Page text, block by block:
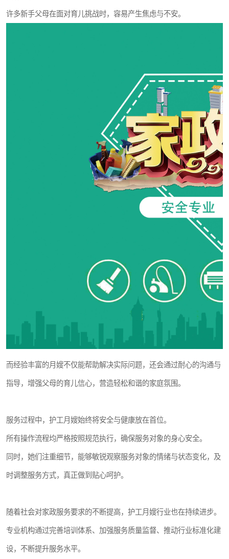
许多新手父母在面对育儿挑战时，容易产生焦虑与不安。
而经验丰富的月嫂不仅能帮助解决实际问题，还会通过耐心的沟通与
指导，增强父母的育儿信心，营造轻松和谐的家庭氛围。
服务过程中，护工月嫂始终将安全与健康放在首位。
所有操作流程均严格按照规范执行，确保服务对象的身心安全。
同时，她们注重细节，能够敏锐观察服务对象的情绪与状态变化，及
时调整服务方式，真正做到贴心呵护。
随着社会对家政服务要求的不断提高，护工月嫂行业也在持续进步。
专业机构通过完善培训体系、加强服务质量监督、推动行业标准化建
设，不断提升服务水平。